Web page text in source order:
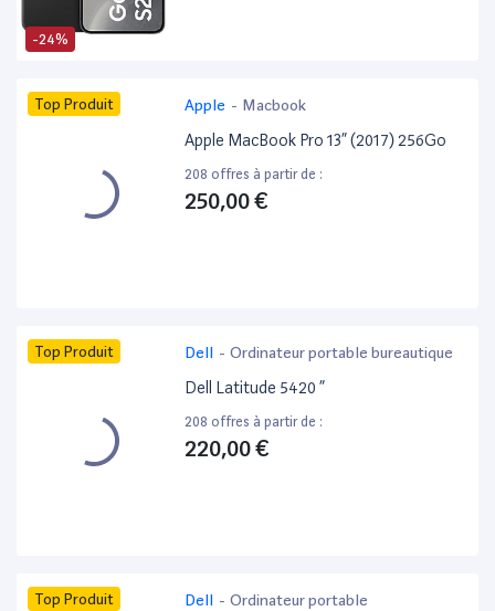
-24%
Top Produit Apple - Macbook
Apple MacBook Pro 13” (2017) 256Go
208 offres à partir de :
250,00 €
Top Produit Dell - Ordinateur portable bureautique
Dell Latitude 5420 ”
208 offres à partir de :
220,00 €
Top Produit Dell - Ordinateur portable